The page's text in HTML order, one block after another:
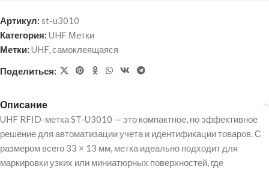
Артикул: st-u3010
Категория: UHF Метки
Метки: UHF,самоклеящаяся
Поделиться:
Описание
UHF RFID-метка ST-U3010 — это компактное, но эффективное
решение для автоматизации учета и идентификации товаров. С
размером всего 33 × 13 мм, метка идеально подходит для
маркировки узких или миниатюрных поверхностей, где